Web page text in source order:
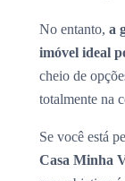
No entanto, a
imóvel ideal
cheio de
totalmente na
Se você está
Casa Minha